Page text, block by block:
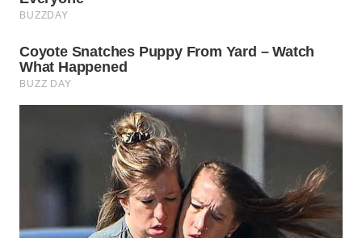
LABUANBAJO
WN
BORNEO